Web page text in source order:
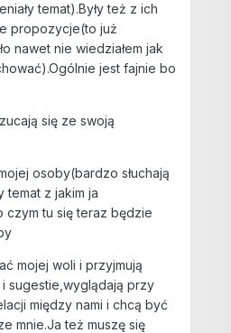
temat).Były też z ich
propozycje(to już
nawet nie wiedziałem jak
jest fajnie bo
się ze swoją
osoby(bardzo słuchają
temat z jakim ja
tu się teraz będzie
mojej woli i przyjmują
sugestie,wyglądają przy
między nami i chcą być
mnie.Ja też muszę się